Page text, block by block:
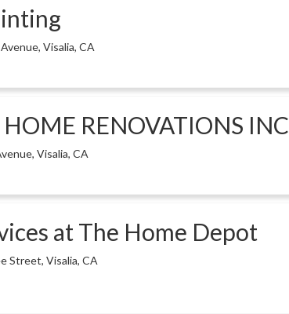
Visalia, CA
RENOVATIONS INC
Visalia, CA
at The Home Depot
Street, Visalia, CA